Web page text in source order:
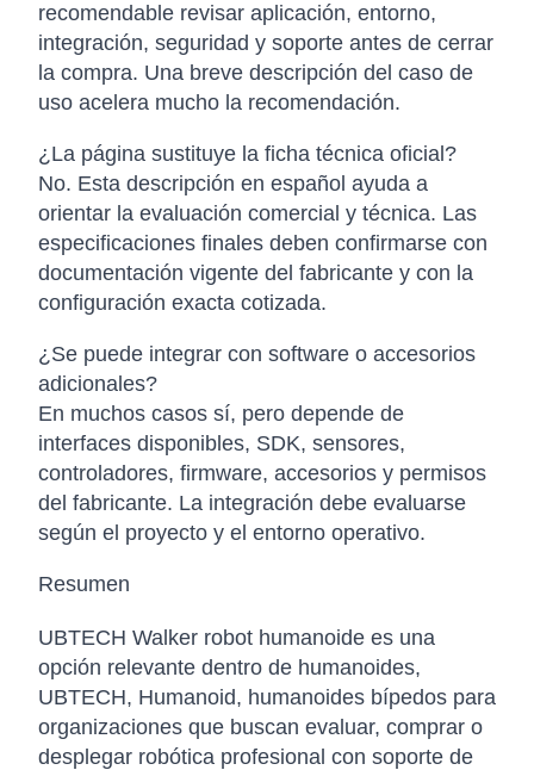
recomendable revisar aplicación, entorno,
integración, seguridad y soporte antes de cerrar
la compra. Una breve descripción del caso de
uso acelera mucho la recomendación.
¿La página sustituye la ficha técnica oficial?
No. Esta descripción en español ayuda a
orientar la evaluación comercial y técnica. Las
especificaciones finales deben confirmarse con
documentación vigente del fabricante y con la
configuración exacta cotizada.
¿Se puede integrar con software o accesorios
adicionales?
En muchos casos sí, pero depende de
interfaces disponibles, SDK, sensores,
controladores, firmware, accesorios y permisos
del fabricante. La integración debe evaluarse
según el proyecto y el entorno operativo.
Resumen
UBTECH Walker robot humanoide es una
opción relevante dentro de humanoides,
UBTECH, Humanoid, humanoides bípedos para
organizaciones que buscan evaluar, comprar o
desplegar robótica profesional con soporte de